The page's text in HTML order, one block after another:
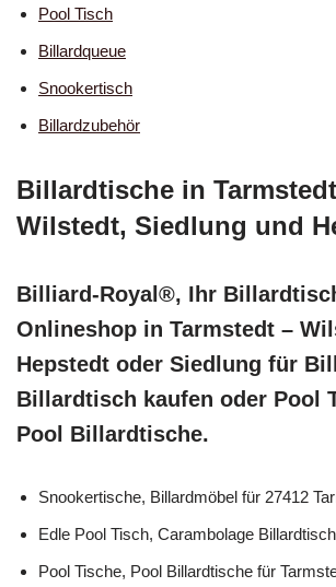
Pool Tisch
Billardqueue
Snookertisch
Billardzubehör
Billardtische in
Wilstedt, Siedlung und
Billiard-Royal®, Ihr
Onlineshop in Tarmstedt –
Hepstedt oder Siedlung für
Billardtisch kaufen oder Pool
Pool Billardtische.
Snookertische, Billardmöbel für 27412
Edle Pool Tisch, Carambolage
Pool Tische, Pool Billardtische für